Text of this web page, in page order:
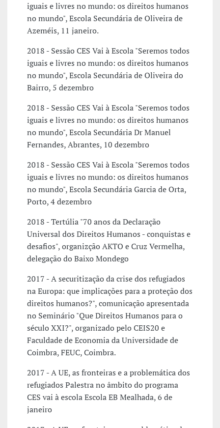
iguais e livres no mundo: os direitos humanos
no mundo", Escola Secundária de Oliveira de
Azeméis, 11 janeiro.
2018 - Sessão CES Vai à Escola "Seremos todos
iguais e livres no mundo: os direitos humanos
no mundo", Escola Secundária de Oliveira do
Bairro, 5 dezembro
2018 - Sessão CES Vai à Escola "Seremos todos
iguais e livres no mundo: os direitos humanos
no mundo", Escola Secundária Dr Manuel
Fernandes, Abrantes, 10 dezembro
2018 - Sessão CES Vai à Escola "Seremos todos
iguais e livres no mundo: os direitos humanos
no mundo", Escola Secundária Garcia de Orta,
Porto, 4 dezembro
2018 - Tertúlia "70 anos da Declaração
Universal dos Direitos Humanos - conquistas e
desafios", organizção AKTO e Cruz Vermelha,
delegação do Baixo Mondego
2017 - A securitização da crise dos refugiados
na Europa: que implicações para a proteção dos
direitos humanos?", comunicação apresentada
no Seminário "Que Direitos Humanos para o
século XXI?", organizado pelo CEIS20 e
Faculdade de Economia da Universidade de
Coimbra, FEUC, Coimbra.
2017 - A UE, as fronteiras e a problemática dos
refugiados Palestra no âmbito do programa
CES vai à escola Escola EB Mealhada, 6 de
janeiro